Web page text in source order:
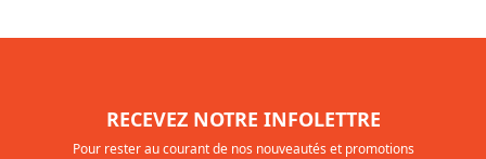
RECEVEZ NOTRE INFOLETTRE
Pour rester au courant de nos nouveautés et promotions